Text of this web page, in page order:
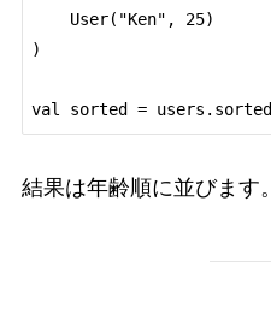
)
結果は年齢順に並びます。